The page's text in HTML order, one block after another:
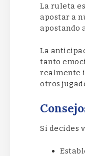
La ruleta
apostar a
apostando
La
tanto
realmente
otros
Si decides